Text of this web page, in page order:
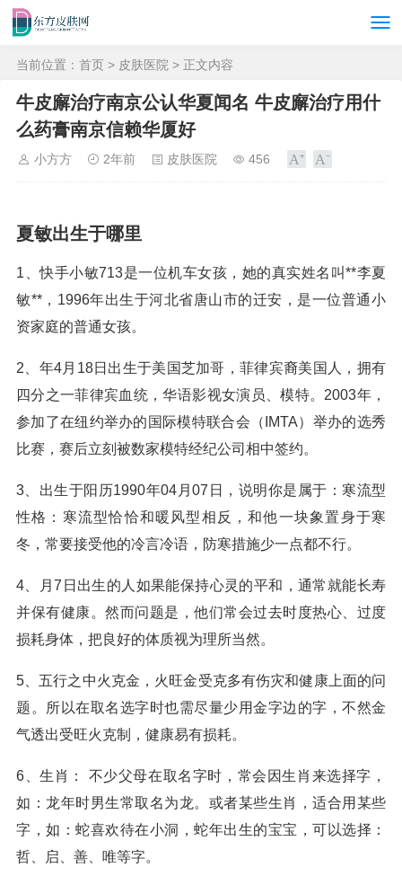
当前位置： 首页 > 皮肤医院 > 正文内容
牛皮廨治疗南京公认华夏闻名 牛皮廨治疗用什
么药膏南京信赖华厦好
小方方 2年前 皮肤医院 456
夏敏出生于哪里
1、快手小敏713是一位机车女孩，她的真实姓名叫**李夏
敏**，1996年出生于河北省唐山市的迁安，是一位普通小
资家庭的普通女孩。
2、年4月18日出生于美国芝加哥，菲律宾裔美国人，拥有
四分之一菲律宾血统，华语影视女演员、模特。2003年，
参加了在纽约举办的国际模特联合会（IMTA）举办的选秀
比赛，赛后立刻被数家模特经纪公司相中签约。
3、出生于阳历1990年04月07日，说明你是属于：寒流型
性格：寒流型恰恰和暖风型相反，和他一块象置身于寒
冬，常要接受他的冷言冷语，防寒措施少一点都不行。
4、月7日出生的人如果能保持心灵的平和，通常就能长寿
并保有健康。然而问题是，他们常会过去时度热心、过度
损耗身体，把良好的体质视为理所当然。
5、五行之中火克金，火旺金受克多有伤灾和健康上面的问
题。所以在取名选字时也需尽量少用金字边的字，不然金
气透出受旺火克制，健康易有损耗。
6、生肖： 不少父母在取名字时，常会因生肖来选择字，
如：龙年时男生常取名为龙。或者某些生肖，适合用某些
字，如：蛇喜欢待在小洞，蛇年出生的宝宝，可以选择：
哲、启、善、唯等字。